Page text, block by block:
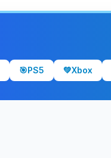
🎯PS5 💚Xbox